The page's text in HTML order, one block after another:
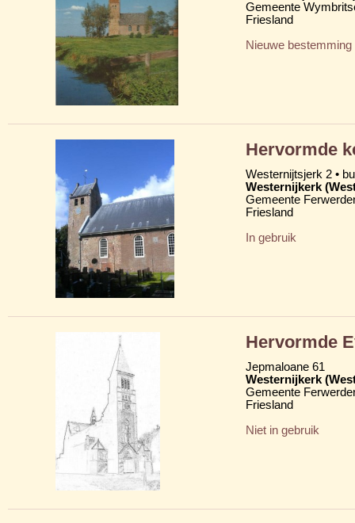
Gemeente
Friesland
Nieuwe bestemming
Hervormde
Westernijtsjerk 2 •
Westernijkerk
Gemeente
Friesland
In gebruik
Hervormde
Jepmaloane 61
Westernijkerk
Gemeente
Friesland
Niet in gebruik